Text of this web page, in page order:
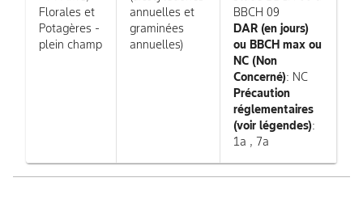
Florales et
Potagères -
plein champ
annuelles et
graminées
annuelles)
BBCH 09
DAR (en jours)
ou BBCH max ou
NC (Non
Concerné): NC
Précaution
réglementaires
(voir légendes):
1a , 7a